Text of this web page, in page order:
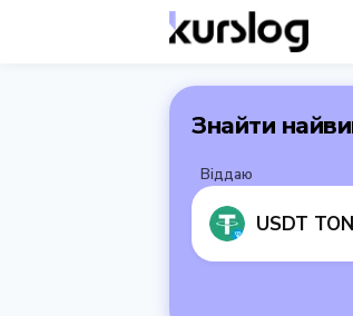
Знайти
Віддаю
USDT TON